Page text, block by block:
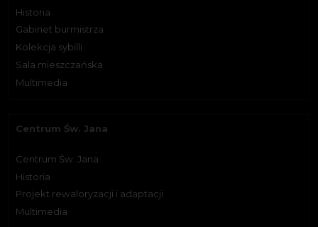
Historia
Gabinet burmistrza
Kolekcja sybilli
Sala mieszczańska
Multimedia
Centrum Św. Jana
Centrum Św. Jana
Historia
Projekt rewaloryzacji i adaptacji
Multimedia